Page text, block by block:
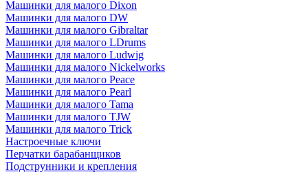
Машинки для малого Dixon
Машинки для малого DW
Машинки для малого Gibraltar
Машинки для малого LDrums
Машинки для малого Ludwig
Машинки для малого Nickelworks
Машинки для малого Peace
Машинки для малого Pearl
Машинки для малого Tama
Машинки для малого TJW
Машинки для малого Trick
Настроечные ключи
Перчатки барабанщиков
Подструнники и крепления